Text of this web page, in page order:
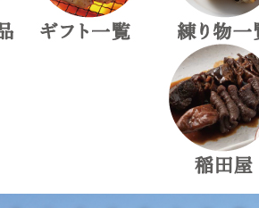
ご飯のお供
4,000〜4,999
5,000〜5,999
6,000円〜